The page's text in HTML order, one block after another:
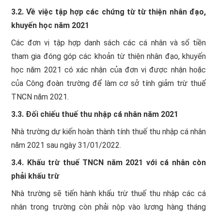
3.2. Về việc tập hợp các chứng từ từ thiện nhân đạo,
khuyến học năm 2021
Các đơn vị tập hợp danh sách các cá nhân và số tiền
tham gia đóng góp các khoản từ thiện nhân đạo, khuyến
học năm 2021 có xác nhận của đơn vị được nhận hoặc
của Công đoàn trường để làm cơ sở tính giảm trừ thuế
TNCN năm 2021.
3.3. Đối chiếu thuế thu nhập cá nhân năm 2021
Nhà trường dự kiến hoàn thành tính thuế thu nhập cá nhân
năm 2021 sau ngày 31/01/2022.
3.4. Khấu trừ thuế TNCN năm 2021 với cá nhân còn
phải khấu trừ
Nhà trường sẽ tiến hành khấu trừ thuế thu nhập các cá
nhân trong trường còn phải nộp vào lương hàng tháng